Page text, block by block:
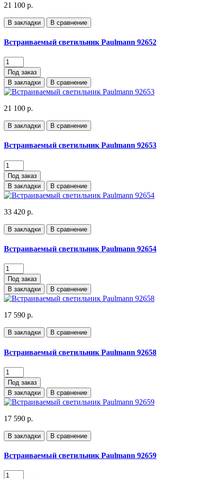
21 100 р.
В закладки В сравнение
Встраиваемый светильник Paulmann 92652
Под заказ
В закладки
В сравнение
21 100 р.
В закладки В сравнение
Встраиваемый светильник Paulmann 92653
Под заказ
В закладки
В сравнение
33 420 р.
В закладки В сравнение
Встраиваемый светильник Paulmann 92654
Под заказ
В закладки
В сравнение
17 590 р.
В закладки В сравнение
Встраиваемый светильник Paulmann 92658
Под заказ
В закладки
В сравнение
17 590 р.
В закладки В сравнение
Встраиваемый светильник Paulmann 92659